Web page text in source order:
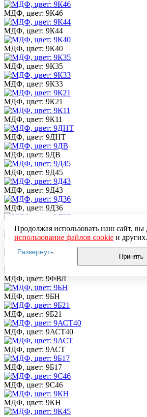
МДФ, цвет: 9К46
МДФ, цвет: 9К44
МДФ, цвет: 9К40
МДФ, цвет: 9К35
МДФ, цвет: 9К33
МДФ, цвет: 9К21
МДФ, цвет: 9К11
МДФ, цвет: 9ДНТ
МДФ, цвет: 9ДВ
МДФ, цвет: 9Д45
МДФ, цвет: 9Д43
МДФ, цвет: 9Д36
МДФ, цвет: 9Д35
МДФ, цвет: 9Д21
МДФ, цвет: 9Д10
МДФ, цвет: 9ФВЛ
МДФ, цвет: 9БН
МДФ, цвет: 9Б21
МДФ, цвет: 9АСТ40
МДФ, цвет: 9АСТ
МДФ, цвет: 9Б17
МДФ, цвет: 9С46
МДФ, цвет: 9КН
Продолжая использовать наш сайт, вы
использование файлов cookieи других
пользовательских данных (включая IP-
местоположении, устройстве, действиях на сайте
для функционирования сайта,
использования систем аналитики
Яндекс.Метрика), в соответствии с
обработки персональных данных.
Если вы не хотите, чтобы ваши данные
настройте ограничения в браузере или
Развернуть
Принять